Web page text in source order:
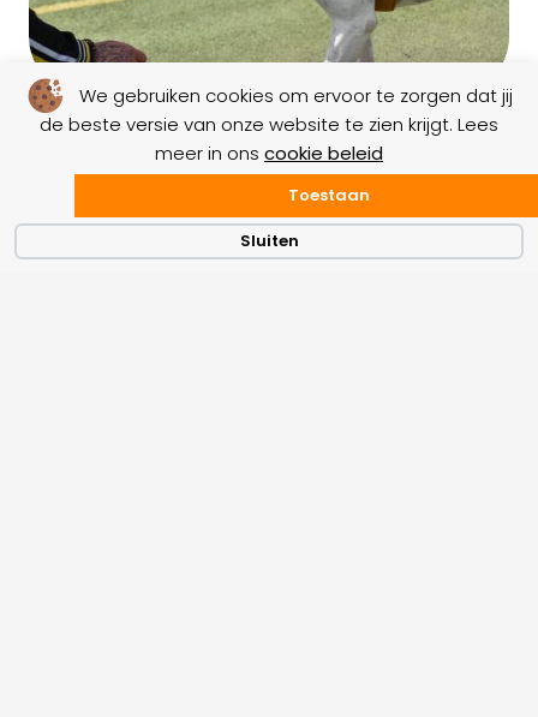
We gebruiken cookies om ervoor te zorgen dat jij
de beste versie van onze website te zien krijgt. Lees
meer in ons cookie beleid
Toestaan
Sluiten